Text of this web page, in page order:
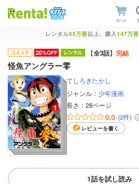
レンタル55万冊以上、購入147万冊
【全3話】 完結
怪魚アングラー零
てしろぎたかし
ジャンル： 少年漫画
長さ： 28ページ
0.0 (2件)
レビューを書く
1話を試し読み